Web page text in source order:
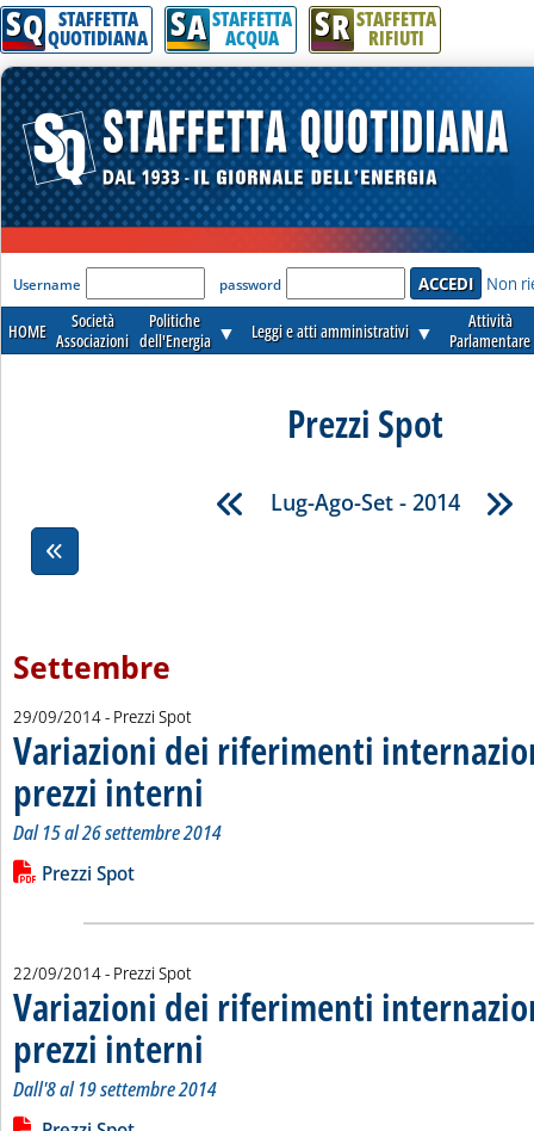
SQ STAFFETTA
QUOTIDIANA SA STAFFETTA
ACQUA SR STAFFETTA
RIFIUTI
'Modulo Login per accedere'
Username password Non
HOME
Società
Associazioni
Politiche
dell'Energia ▼ Leggi e atti amministrativi ▼
Attività
Parlamentare
Prezzi Spot
Lug-Ago-Set - 2014
Settembre
29/09/2014- Prezzi Spot
Variazioni dei riferimenti
prezzi interni
Dal 15 al 26 settembre 2014
Leggi tutta la notizia: 'Variazioni dei riferimenti
Lista allegati PDF alla notizia
Prezzi Spot
22/09/2014- Prezzi Spot
Variazioni dei riferimenti
prezzi interni
Dall'8 al 19 settembre 2014
Leggi tutta la notizia: 'Variazioni dei riferimenti